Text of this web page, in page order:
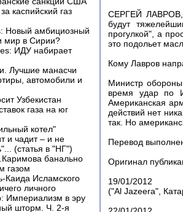
каспийский газ
Новый амбициозный
мир в Сирии?
ИДУ набирает
Лучшие манасчи
автомобили и
Узбекистан
газа на юг
котел"
и чадит – и не
(статья в "НГ")
банально
газом
Каида Исламского
личного
Империализм в эру
шторм. Ч. 2-я
СЕРГЕЙ ЛАВРОВ,
будут
прогулкой", а
это подольет
Кому Лавров
Министр
время удар по
Американская
действий нет
так. Но
Перевод
Оригинал
19/01/2012
("Al Jazeera",